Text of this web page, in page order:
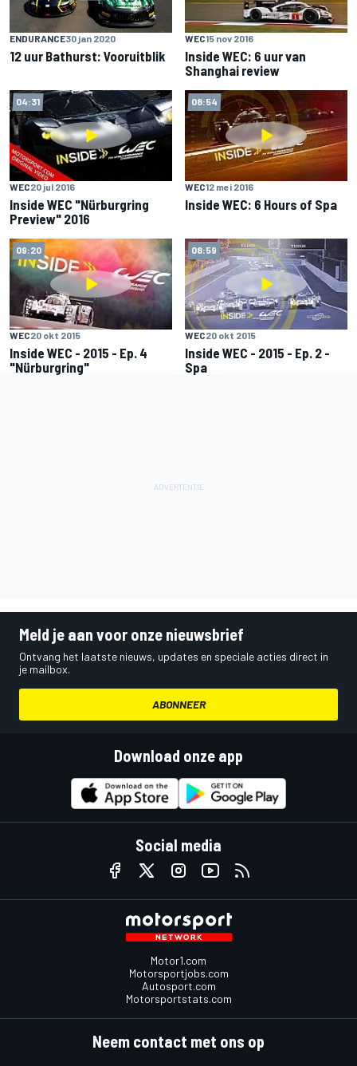
ENDURANCE30 jan 2020
12 uur Bathurst: Vooruitblik
WEC15 nov 2016
Inside WEC: 6 uur van
Shanghai review
04:31
WEC20 jul 2016
Inside WEC "Nürburgring
Preview" 2016
08:54
WEC12 mei 2016
Inside WEC: 6 Hours of Spa
09:20
WEC20 okt 2015
Inside WEC - 2015 - Ep. 4
"Nürburgring"
08:59
WEC20 okt 2015
Inside WEC - 2015 - Ep. 2 -
Spa
Meld je aan voor onze nieuwsbrief
Ontvang het laatste nieuws, updates en speciale acties direct in
je mailbox.
ABONNEER
Download onze app
Social media
Motor1.com
Motorsportjobs.com
Autosport.com
Motorsportstats.com
Neem contact met ons op